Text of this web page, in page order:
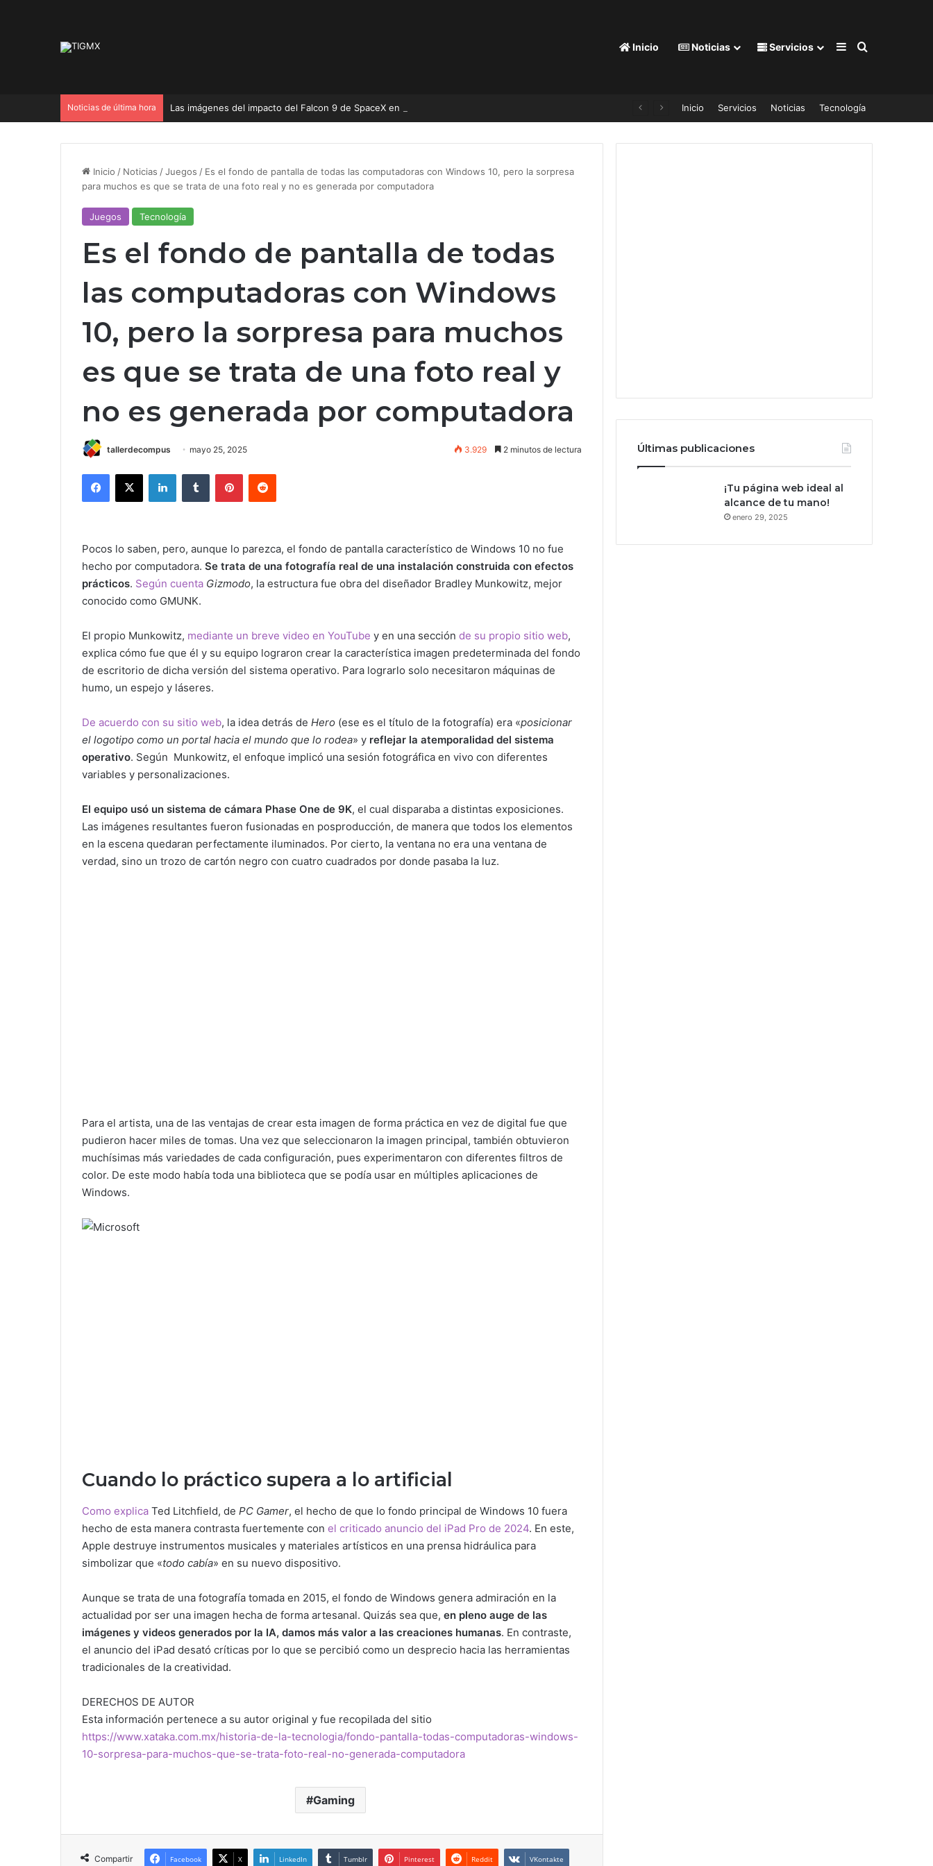
Inicio Noticias Servicios Barra lateral
Buscar por
Noticias de última hora Inicio Servicios Noticias Tecnología
Inicio / Noticias /Juegos / Es el fondo de pantalla de todas las computadoras con Windows 10, pero la sorpresa
para muchos es que se trata de una foto real y no es generada por computadora
Juegos Tecnología
Es el fondo de pantalla de todas
las computadoras con Windows
10, pero la sorpresa para muchos
es que se trata de una foto real y
no es generada por computadora
tallerdecompus mayo 25, 2025 3.929 2 minutos de lectura
Pocos lo saben, pero, aunque lo parezca, el fondo de pantalla característico de Windows 10 no fue
hecho por computadora. Se trata de una fotografía real de una instalación construida con efectos
prácticos. Según cuenta Gizmodo, la estructura fue obra del diseñador Bradley Munkowitz, mejor
conocido como GMUNK.
El propio Munkowitz, mediante un breve video en YouTube y en una sección de su propio sitio web,
explica cómo fue que él y su equipo lograron crear la característica imagen predeterminada del fondo
de escritorio de dicha versión del sistema operativo. Para lograrlo solo necesitaron máquinas de
humo, un espejo y láseres.
De acuerdo con su sitio web, la idea detrás de Hero (ese es el título de la fotografía) era «posicionar
el logotipo como un portal hacia el mundo que lo rodea» y reflejar la atemporalidad del sistema
operativo. Según Munkowitz, el enfoque implicó una sesión fotográfica en vivo con diferentes
variables y personalizaciones.
El equipo usó un sistema de cámara Phase One de 9K, el cual disparaba a distintas exposiciones.
Las imágenes resultantes fueron fusionadas en posproducción, de manera que todos los elementos
en la escena quedaran perfectamente iluminados. Por cierto, la ventana no era una ventana de
verdad, sino un trozo de cartón negro con cuatro cuadrados por donde pasaba la luz.
Para el artista, una de las ventajas de crear esta imagen de forma práctica en vez de digital fue que
pudieron hacer miles de tomas. Una vez que seleccionaron la imagen principal, también obtuvieron
muchísimas más variedades de cada configuración, pues experimentaron con diferentes filtros de
color. De este modo había toda una biblioteca que se podía usar en múltiples aplicaciones de
Windows.
Cuando lo práctico supera a lo artificial
Como explica Ted Litchfield, de PC Gamer, el hecho de que lo fondo principal de Windows 10 fuera
hecho de esta manera contrasta fuertemente con el criticado anuncio del iPad Pro de 2024. En este,
Apple destruye instrumentos musicales y materiales artísticos en una prensa hidráulica para
simbolizar que «todo cabía» en su nuevo dispositivo.
Aunque se trata de una fotografía tomada en 2015, el fondo de Windows genera admiración en la
actualidad por ser una imagen hecha de forma artesanal. Quizás sea que, en pleno auge de las
imágenes y videos generados por la IA, damos más valor a las creaciones humanas. En contraste,
el anuncio del iPad desató críticas por lo que se percibió como un desprecio hacia las herramientas
tradicionales de la creatividad.
DERECHOS DE AUTOR
Esta información pertenece a su autor original y fue recopilada del sitio
https://www.xataka.com.mx/historia-de-la-tecnologia/fondo-pantalla-todas-computadoras-windows-
10-sorpresa-para-muchos-que-se-trata-foto-real-no-generada-computadora
Gaming
Compartir Facebook X LinkedIn Tumblr Pinterest Reddit VKontakte
Últimas publicaciones
¡Tu página web ideal al
alcance de tu mano!
enero 29, 2025